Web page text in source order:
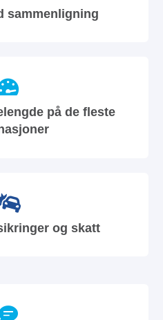
sammenligning
på de fleste
og skatt